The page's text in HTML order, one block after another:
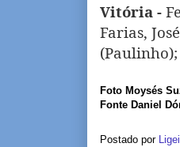
Vitória -
Farias,
Foto Moysés
Fonte Daniel
Postado por